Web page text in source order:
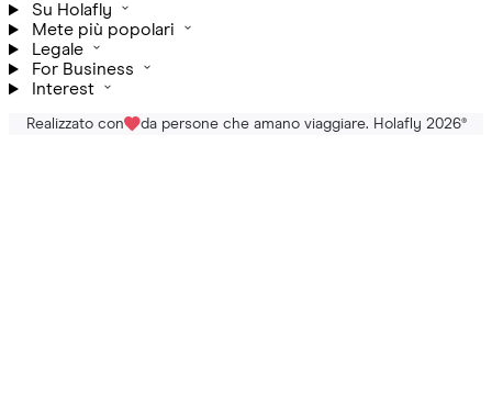
Su Holafly
Mete più popolari
Legale
For Business
Interest
Realizzato con da persone che amano viaggiare. Holafly 2026®